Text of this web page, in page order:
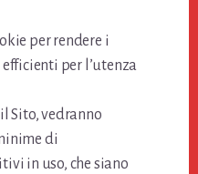
per rendere i
per l’utenza
Sito, vedranno
di
in uso, che siano